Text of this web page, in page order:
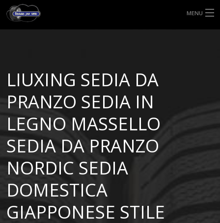
MENU
MISURE GOMME
BLOG
SHOP
LIUXING SEDIA DA
PRANZO SEDIA IN
LEGNO MASSELLO
SEDIA DA PRANZO
NORDIC SEDIA
DOMESTICA
GIAPPONESE STILE